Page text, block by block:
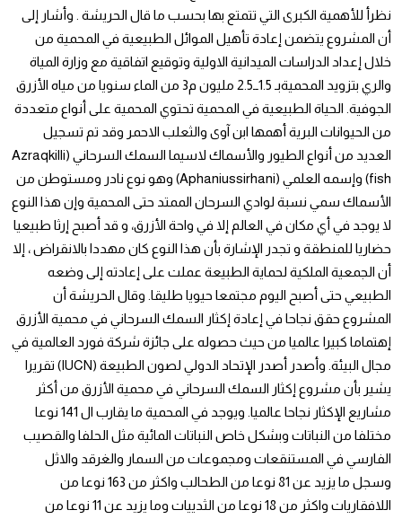
نظرأ للأهمية الكبرى التي تتمتع بها بحسب ما قال الحريشة . وأشار إلى
أن المشروع يتضمن إعادة تأهيل الموائل الطبيعية في المحمية من
خلال إعداد الدراسات الميدانية الاولية وتوقيع اتفاقية مع وزارة المياة
والري بتزويد المحميةبـ 1.5ــ2.5 مليون م3 من الماء سنويا من مياه الأزرق
الجوفية. الحياة الطبيعية في المحمية تحتوي المحمية على أنواع متعددة
من الحيوانات البرية أهمها ابن آوى والثعلب الاحمر وقد تم تسجيل
العديد من أنواع الطيور والأسماك لاسيما السمك السرحاني (Azraqkilli
fish) وإسمه العلمي (Aphaniussirhani) وهو نوع نادر ومستوطن من
الأسماك سمي نسبة لوادي السرحان الممتد حتى المحمية وإن هذا النوع
لا يوجد في أي مكان في العالم إلا في واحة الأزرق، و قد أصبح إرثا طبيعيا
حضاريا للمنطقة و تجدر الإشارة بأن هذا النوع كان مهددا بالانقراض ، إلا
أن الجمعية الملكية لحماية الطبيعة عملت على إعادته إلى وضعه
الطبيعي حتى أصبح اليوم مجتمعا حيويا طليقا. وقال الحريشة أن
المشروع حقق نجاحا في إعادة إكثار السمك السرحاني في محمية الأزرق
إهتماما كبيرا عالميا من حيث حصوله على جائزة شركة فورد العالمية في
مجال البيئة. وأصدر أصدر الإتحاد الدولي لصون الطبيعة (IUCN) تقريرا
يشير بأن مشروع إكثار السمك السرحاني في محمية الأزرق من أكثر
مشاريع الإكثار نجاحا عالميا. ويوجد في المحمية ما يقارب ال 141 نوعا
مختلفا من النباتات وبشكل خاص النباتات المائية مثل الحلفا والقصيب
الفارسي في المستنقعات ومجموعات من السمار والغرقد والاثل
وسجل ما يزيد عن 81 نوعا من الطحالب واكثر من 163 نوعا من
اللافقاريات واكثر من 18 نوعا من الثدييات وما يزيد عن 11 نوعا من